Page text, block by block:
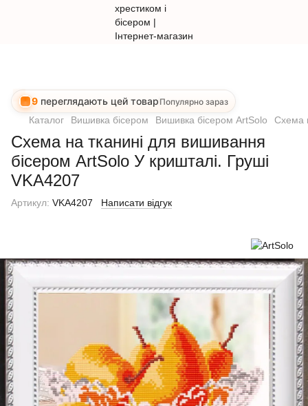
9 переглядають цей товар Популярно зараз
Каталог Вишивка бісером Вишивка бісером ArtSolo Схема
Схема на тканині для вишивання
бісером ArtSolo У кришталі. Груші
VKA4207
Артикул: VKA4207 Написати відгук